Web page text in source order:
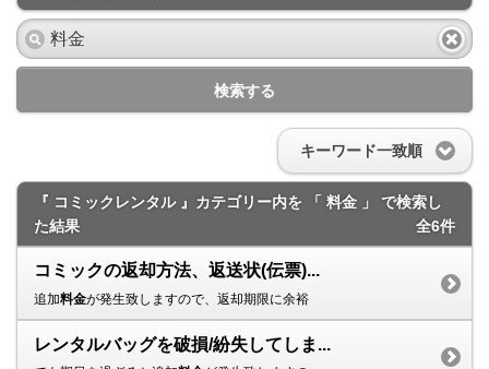
検索する
キーワード一致順
『 コミックレンタル 』カテゴリー内を 「 料金 」 で検索し
た結果
全6件
コミックの返却方法、返送状(伝票)...
追加料金が発生致しますので、返却期限に余裕
レンタルバッグを破損/紛失してしま...